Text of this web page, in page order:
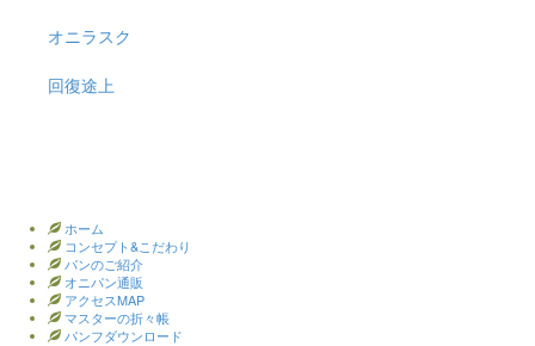
オニラスク
回復途上
ホーム
コンセプト&こだわり
パンのご紹介
オニパン通販
アクセスMAP
マスターの折々帳
パンフダウンロード